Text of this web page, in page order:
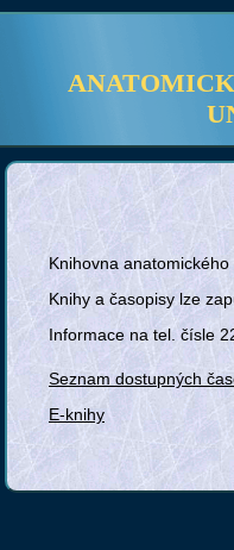
Knihovna
Knihy a časopisy lze
Informace na tel. čísle
Seznam dostupných
E-knihy